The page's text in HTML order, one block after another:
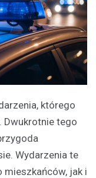
którego
. Dwukrotnie tego
Wydarzenia te
mieszkańców, jak i